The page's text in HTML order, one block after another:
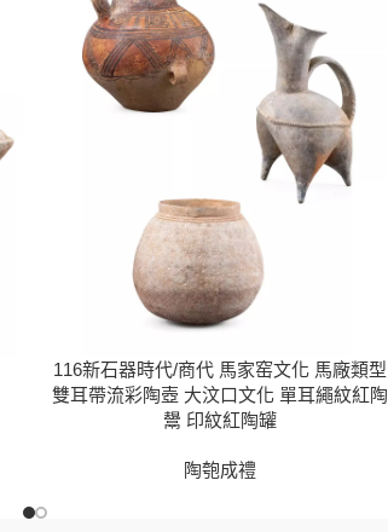
116新石器時代/商代 馬家窑文化 馬廠類型
雙耳帶流彩陶壺 大汶口文化 單耳繩紋紅陶
鬹 印紋紅陶罐
陶匏成禮